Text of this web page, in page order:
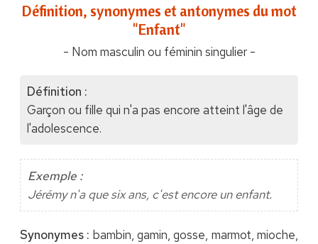
Définition, synonymes et antonymes du mot
"Enfant"
- Nom masculin ou féminin singulier -
Définition :
Garçon ou fille qui n'a pas encore atteint l'âge de
l'adolescence.
Exemple :
Jérémy n'a que six ans, c'est encore un enfant.
Synonymes : bambin, gamin, gosse, marmot, mioche,